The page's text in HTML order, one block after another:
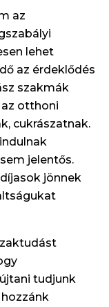
az
lehet
az érdeklődés
szakmák
az otthoni
cukrászatnak.
jelentős.
jönnek
tudjunk